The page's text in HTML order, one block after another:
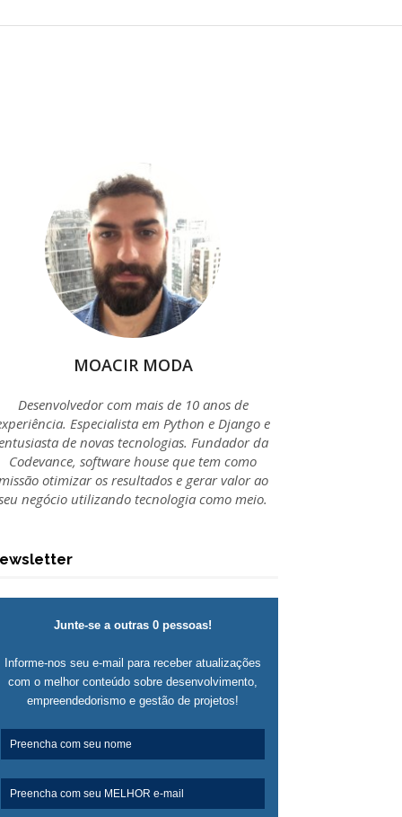
MOACIR MODA
Desenvolvedor com mais de 10 anos de
Especialista em Python e Django e
de novas tecnologias. Fundador da
Codevance, software house que tem como
otimizar os resultados e gerar valor ao
negócio utilizando tecnologia como meio.
Junte-se a outras 0 pessoas!
Informe-nos seu e-mail para receber atualizações
com o melhor conteúdo sobre desenvolvimento,
empreendedorismo e gestão de projetos!